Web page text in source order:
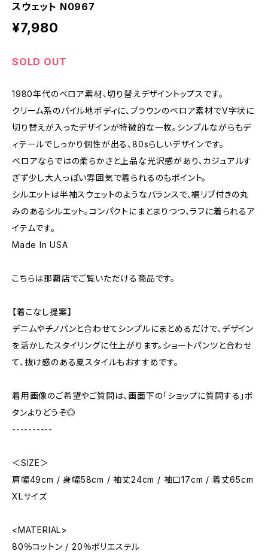
スウェット N0967
¥7,980
SOLD OUT
1980年代のベロア素材、切り替えデザイントップスです。
クリーム系のパイル地ボディに、ブラウンのベロア素材でV字状に
切り替えが入ったデザインが特徴的な一枚。シンプルながらもデ
ィテールでしっかり個性が出る、80sらしいデザインです。
ベロアならではの柔らかさと上品な光沢感があり、カジュアルす
ぎず少し大人っぽい雰囲気で着られるのもポイント。
シルエットは半袖スウェットのようなバランスで、裾リブ付きの丸
みのあるシルエット。コンパクトにまとまりつつ、ラフに着られるア
イテムです。
Made In USA
こちらは那覇店でご覧いただける商品です。
【着こなし提案】
デニムやチノパンと合わせてシンプルにまとめるだけで、デザイン
を活かしたスタイリングに仕上がります。ショートパンツと合わせ
て、抜け感のある夏スタイルもおすすめです。
着用画像のご希望やご質問は、画面下の「ショップに質問する」ボ
タンよりどうぞ◎
----------
＜SIZE＞
肩幅49cm / 身幅58cm / 袖丈24cm / 袖口17cm / 着丈65cm
XLサイズ
<MATERIAL>
80％コットン / 20％ポリエステル